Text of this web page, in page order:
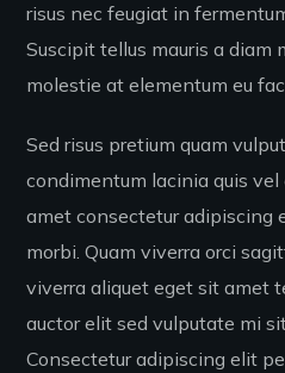
risus nec feugiat in
Suscipit tellus mauris a diam
molestie at elementum eu
Sed risus pretium quam
condimentum lacinia quis vel
amet consectetur
morbi. Quam viverra orci
viverra aliquet eget sit amet
auctor elit sed vulputate mi
Consectetur adipiscing elit